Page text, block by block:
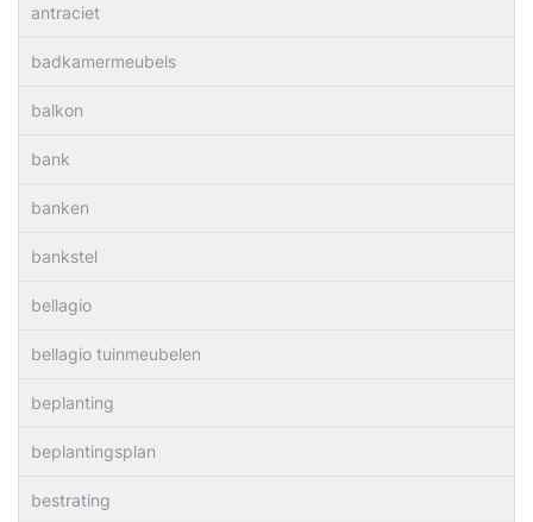
antraciet
badkamermeubels
balkon
bank
banken
bankstel
bellagio
bellagio tuinmeubelen
beplanting
beplantingsplan
bestrating